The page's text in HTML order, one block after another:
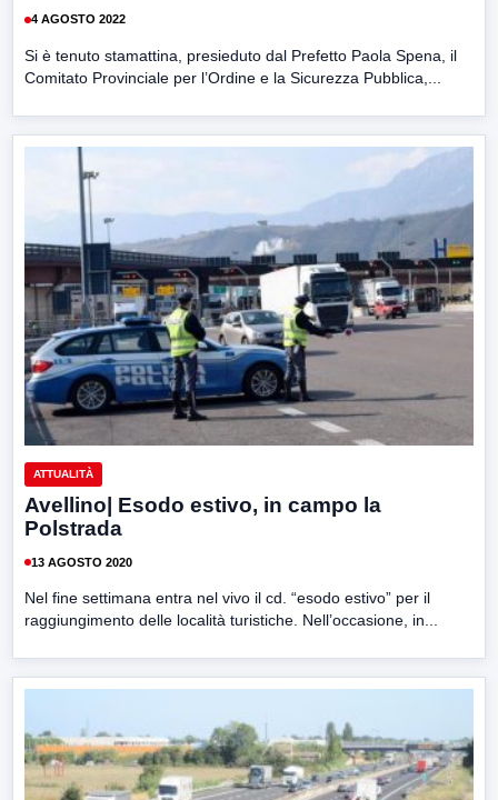
4 AGOSTO 2022
Si è tenuto stamattina, presieduto dal Prefetto Paola Spena, il
Comitato Provinciale per l’Ordine e la Sicurezza Pubblica,...
ATTUALITÀ
Avellino| Esodo estivo, in campo la
Polstrada
13 AGOSTO 2020
Nel fine settimana entra nel vivo il cd. “esodo estivo” per il
raggiungimento delle località turistiche. Nell’occasione, in...